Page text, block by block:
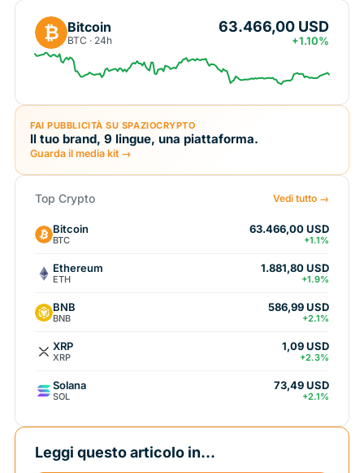
₿ Bitcoin
BTC · 24h
63.466,00 USD
+1.10%
FAI PUBBLICITÀ SU SPAZIOCRYPTO
Il tuo brand, 9 lingue, una piattaforma.
Guarda il media kit →
Top Crypto Vedi tutto →
Bitcoin
BTC
63.466,00 USD
+1.1%
Ethereum
ETH
1.881,80 USD
+1.9%
BNB
BNB
586,99 USD
+2.1%
XRP
XRP
1,09 USD
+2.3%
Solana
SOL
73,49 USD
+2.1%
Leggi questo articolo in...